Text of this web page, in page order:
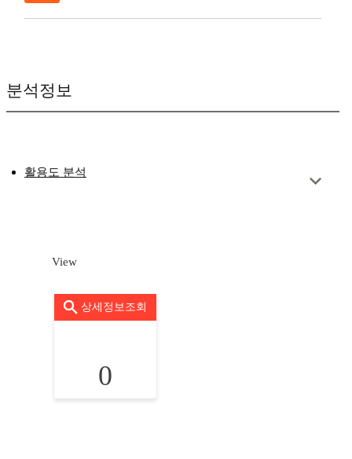
분석정보
활용도 분석
View
상세정보조회
0